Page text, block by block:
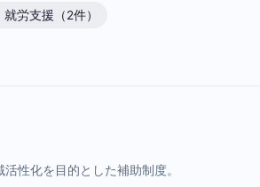
就労支援（2件）
性化を目的とした補助制度。